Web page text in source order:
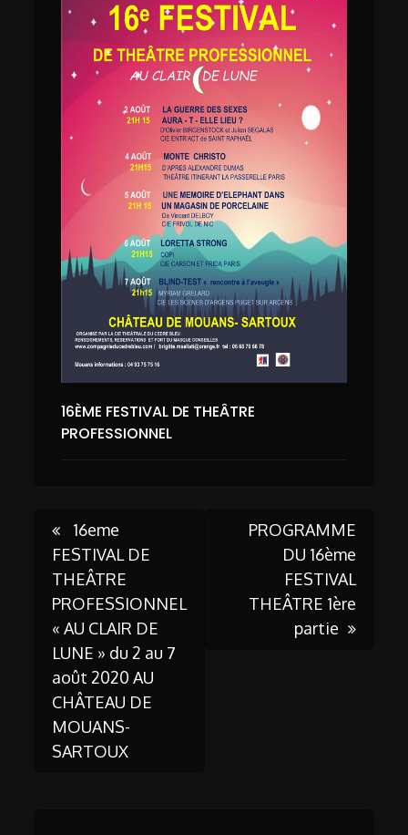
16ÈME FESTIVAL DE THEÂTRE
PROFESSIONNEL
Post
navigation
16eme
FESTIVAL DE
THEÂTRE
PROFESSIONNEL
« AU CLAIR DE
LUNE » du 2 au 7
août 2020 AU
CHÂTEAU DE
MOUANS-
SARTOUX
PROGRAMME
DU 16ème
FESTIVAL
THEÂTRE 1ère
partie